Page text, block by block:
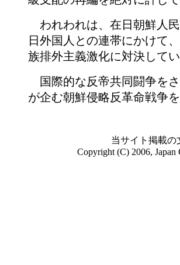
われわれは、在日朝鮮人
日外国人との連帯にかけて
族排外主義激化に対決して
国際的な反帝共同闘争を
が企む朝鮮侵略反革命戦争
当サイト掲載の
Copyright (C) 2006, Japan